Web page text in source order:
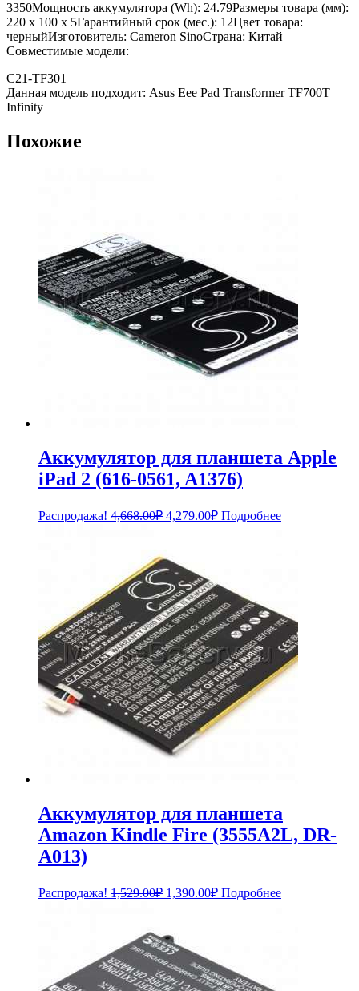
3350Мощность аккумулятора (Wh): 24.79Размеры товара (мм):
220 x 100 x 5Гарантийный срок (мес.): 12Цвет товара:
черныйИзготовитель: Cameron SinoСтрана: Китай
Совместимые модели:
C21-TF301
Данная модель подходит: Asus Eee Pad Transformer TF700T
Infinity
Похожие
Аккумулятор для планшета Apple
iPad 2 (616-0561, A1376)
Распродажа! 4,668.00₽ Первоначальная
4,668.00₽.
4,279.00₽Текущая
цена:
Подробнее
Аккумулятор для планшета
Amazon Kindle Fire (3555A2L, DR-
A013)
Распродажа! 1,529.00₽ Первоначальная
1,529.00₽.
1,390.00₽Текущая
цена:
Подробнее